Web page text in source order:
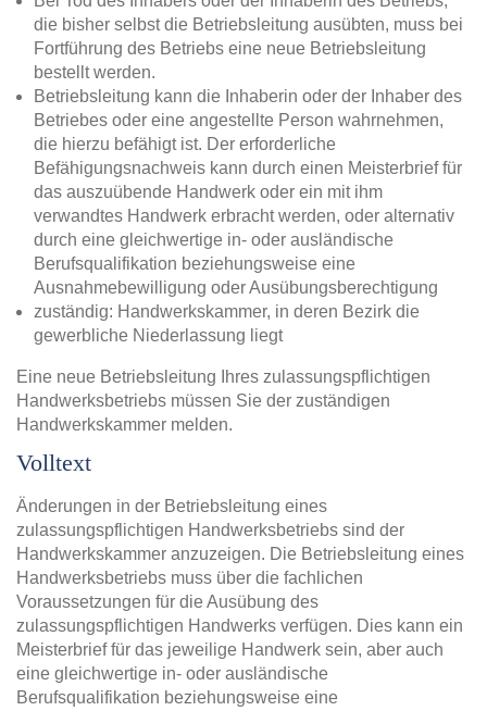
die bisher selbst die Betriebsleitung ausübten, muss bei
Fortführung des Betriebs eine neue Betriebsleitung
bestellt werden.
Betriebsleitung kann die Inhaberin oder der Inhaber des
Betriebes oder eine angestellte Person wahrnehmen,
die hierzu befähigt ist. Der erforderliche
Befähigungsnachweis kann durch einen Meisterbrief für
das auszuübende Handwerk oder ein mit ihm
verwandtes Handwerk erbracht werden, oder alternativ
durch eine gleichwertige in- oder ausländische
Berufsqualifikation beziehungsweise eine
Ausnahmebewilligung oder Ausübungsberechtigung
zuständig: Handwerkskammer, in deren Bezirk die
gewerbliche Niederlassung liegt
Eine neue Betriebsleitung Ihres zulassungspflichtigen
Handwerksbetriebs müssen Sie der zuständigen
Handwerkskammer melden.
Volltext
Änderungen in der Betriebsleitung eines
zulassungspflichtigen Handwerksbetriebs sind der
Handwerkskammer anzuzeigen. Die Betriebsleitung eines
Handwerksbetriebs muss über die fachlichen
Voraussetzungen für die Ausübung des
zulassungspflichtigen Handwerks verfügen. Dies kann ein
Meisterbrief für das jeweilige Handwerk sein, aber auch
eine gleichwertige in- oder ausländische
Berufsqualifikation beziehungsweise eine